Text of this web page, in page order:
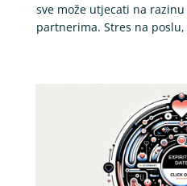
sve može utjecati na
partnerima. Stres na